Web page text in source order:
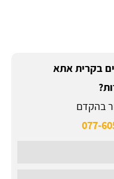
בקרית אתא
בהקדם
077-